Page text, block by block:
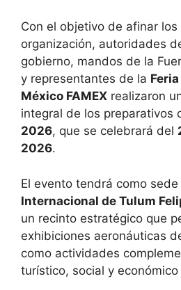
Con el objetivo de afinar
organización, autoridades
gobierno, mandos de la
y representantes de la
México FAMEX realizaron
integral de los preparativos
2026, que se celebrará del
2026.
El evento tendrá como sede
Internacional de Tulum
un recinto estratégico que
exhibiciones aeronáuticas
como actividades
turístico, social y